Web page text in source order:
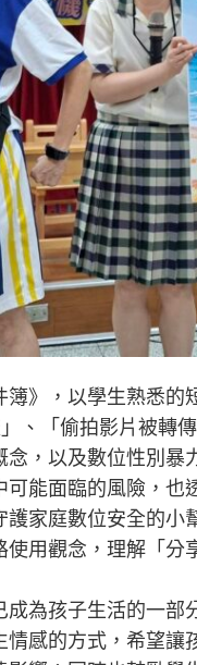
》，以學生熟悉
、「偷拍影片被轉
，以及數位性別暴
能面臨的風險，
家庭數位安全的
用觀念，理解「分
為孩子生活的一
感的方式，希望